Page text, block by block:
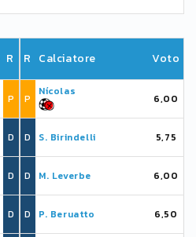
R
P
D
D
D
R Calciatore Voto
P
Nícolas
6,00
D S. Birindelli 5,75
D M. Leverbe 6,00
D P. Beruatto 6,50